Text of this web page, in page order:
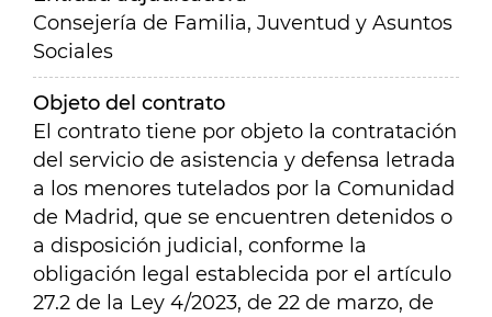
Consejería de Familia, Juventud y Asuntos
Sociales
Objeto del contrato
E l contrato tiene por objeto la contratación
del servicio de asistencia y defensa letrada
a los menores tutelados por la Comunidad
de Madrid, que se encuentren detenidos o
a disposición judicial, conforme la
obligación legal establecida por el artículo
27.2 de la Ley 4/2023, de 22 de marzo, de